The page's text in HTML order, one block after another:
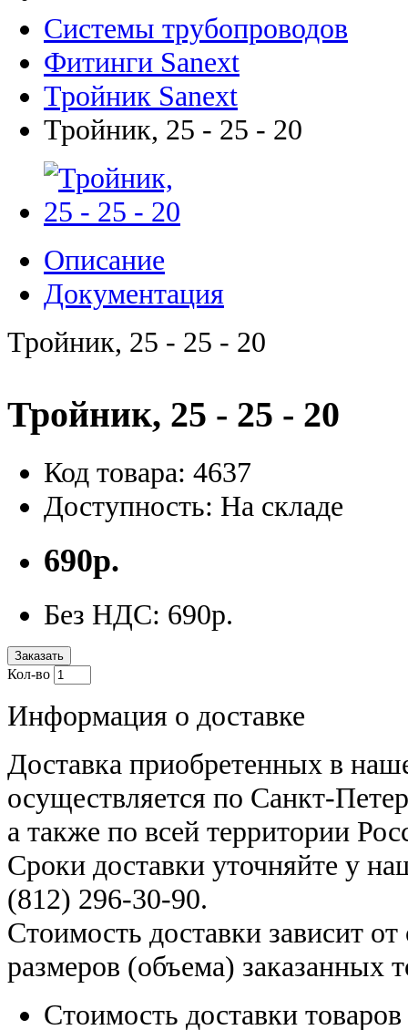
Системы трубопроводов
Фитинги Sanext
Тройник Sanext
Тройник, 25 - 25 - 20
Описание
Документация
Тройник, 25 - 25 - 20
Тройник, 25 - 25 - 20
Код товара: 4637
Доступность: На складе
690р.
Без НДС: 690р.
Заказать
Кол-во
Информация о доставке
Доставка приобретенных в
осуществляется по Санкт-
а также по всей территории
Сроки доставки уточняйте у
(812) 296-30-90.
Стоимость доставки зависит
размеров (объема) заказанных
Стоимость доставки